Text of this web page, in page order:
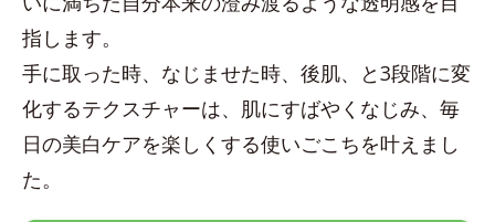
指します。
手に取った時、なじませた時、後肌、と3段階に変
化するテクスチャーは、肌にすばやくなじみ、毎
日の美白ケアを楽しくする使いごこちを叶えまし
た。